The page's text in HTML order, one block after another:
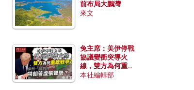
前布局大鵬灣
來文
兔主席：美伊停戰
協議變衝突導火
線，雙方為何重啟
戰爭？伊朗一早洞
本社編輯部